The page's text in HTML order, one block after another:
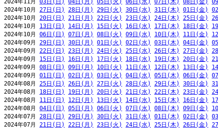
2024年11月 03日(日) 04日(月) 05日(火) 06日(水) 07日(木) 08日(金)
2024年10月 27日(日) 28日(月) 29日(火) 30日(水) 31日(木) 01日(金)
2024年10月 20日(日) 21日(月) 22日(火) 23日(水) 24日(木) 25日(金)
2024年10月 13日(日) 14日(月) 15日(火) 16日(水) 17日(木) 18日(金)
2024年10月 06日(日) 07日(月) 08日(火) 09日(水) 10日(木) 11日(金)
2024年09月 29日(日) 30日(月) 01日(火) 02日(水) 03日(木) 04日(金)
2024年09月 22日(日) 23日(月) 24日(火) 25日(水) 26日(木) 27日(金)
2024年09月 15日(日) 16日(月) 17日(火) 18日(水) 19日(木) 20日(金)
2024年09月 08日(日) 09日(月) 10日(火) 11日(水) 12日(木) 13日(金)
2024年09月 01日(日) 02日(月) 03日(火) 04日(水) 05日(木) 06日(金)
2024年08月 25日(日) 26日(月) 27日(火) 28日(水) 29日(木) 30日(金)
2024年08月 18日(日) 19日(月) 20日(火) 21日(水) 22日(木) 23日(金)
2024年08月 11日(日) 12日(月) 13日(火) 14日(水) 15日(木) 16日(金)
2024年08月 04日(日) 05日(月) 06日(火) 07日(水) 08日(木) 09日(金)
2024年07月 28日(日) 29日(月) 30日(火) 31日(水) 01日(木) 02日(金)
2024年07月 21日(日) 22日(月) 23日(火) 24日(水) 25日(木) 26日(金)